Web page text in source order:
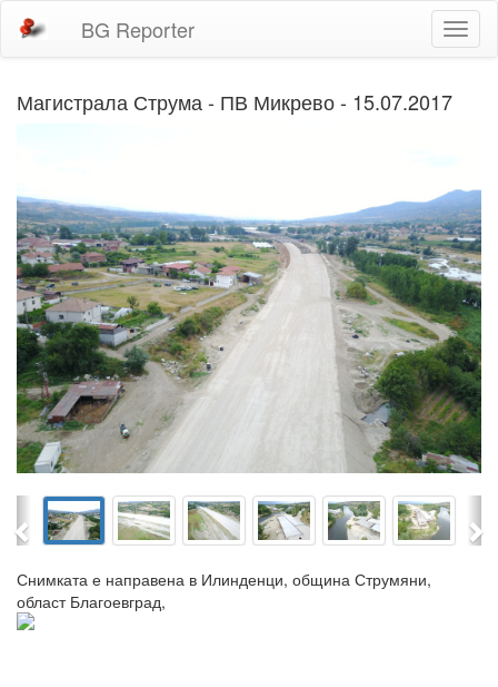
BG Reporter
Магистрала Струма - ПВ Микрево - 15.07.2017
Previous
Снимката е направена в Илинденци, община Струмяни,
област Благоевград,